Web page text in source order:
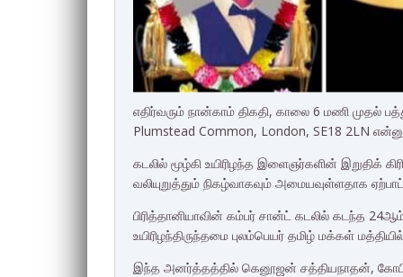
எதிர்வரும் நான்காம் திகதி, காலை 6 மணி முதல்
Plumstead Common, London, SE18 2LN
கடலில் மூழ்கி உயிரிழந்த இளைஞர்களின் இறுதிக்
வலியுறுத்தும் நிகழ்வாகவும் அமையவுள்ளதாக
பிரித்தானியாவின் கம்பர் சான்ட் கடலில் கடந்த
உயிரிழந்திருந்தமை புலம்பெயர் தமிழ் மக்கள்
இந்த அனர்த்தத்தில் கெனூஜன் சத்தியநாதன்,